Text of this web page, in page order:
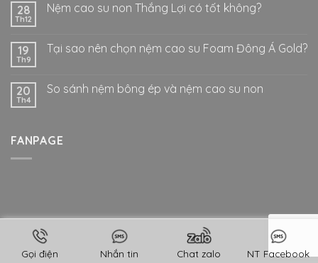
28
Th12
Nệm cao su non Thắng Lợi có tốt không?
19
Th9
Tại sao nên chọn nệm cao su Foam Đông Á Gold?
20
Th4
So sánh nệm bông ép và nệm cao su non
FANPAGE
Gọi điện Nhắn tin Chat zalo NT Facebook